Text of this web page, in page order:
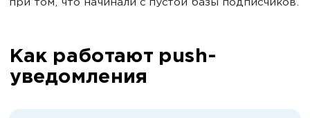
при том, что начинали с пустой базы подписчиков.
Как работают push-
уведомления